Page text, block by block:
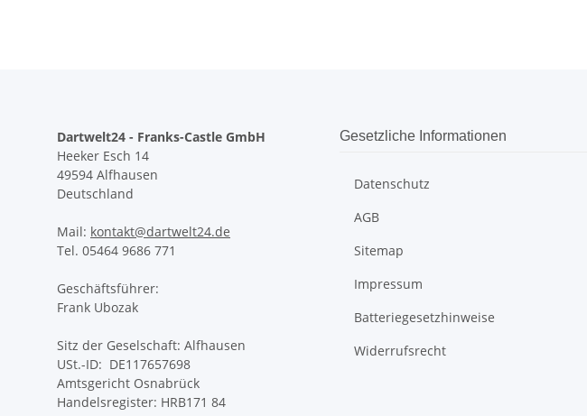
Dartwelt24 - Franks-Castle GmbH
Heeker Esch 14
49594 Alfhausen
Deutschland
Mail: kontakt@dartwelt24.de
Tel. 05464 9686 771
Geschäftsführer:
Frank Ubozak
Sitz der Geselschaft: Alfhausen
USt.-ID: DE117657698
Amtsgericht Osnabrück
Handelsregister: HRB171 84
Gesetzliche Informationen
Datenschutz
AGB
Sitemap
Impressum
Batteriegesetzhinweise
Widerrufsrecht